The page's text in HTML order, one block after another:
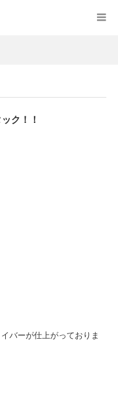
ク！！
バーが仕上がっておりま